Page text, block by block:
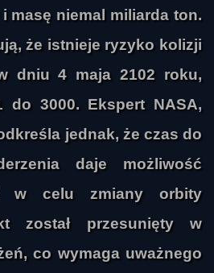
masę niemal miliarda ton.
że istnieje ryzyko kolizji
dniu 4 maja 2102 roku,
do 3000. Ekspert NASA,
jednak, że czas do
daje możliwość
w celu zmiany orbity
został przesunięty w
co wymaga uważnego